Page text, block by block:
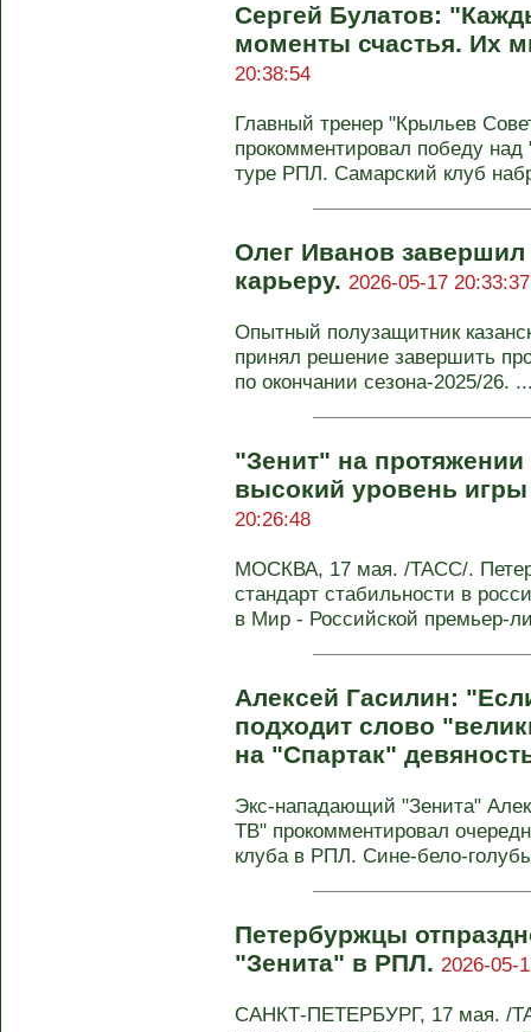
Сергей Булатов:
моменты счастья. Их
20:38:54
Главный тренер "Крыльев
прокомментировал победу
туре РПЛ. Самарский клуб
Олег Иванов
карьеру. 2026-05-17 20:33:37
Опытный полузащитник
принял решение завершить
по окончании сезона-2025/26.
"Зенит" на протяжении
высокий уровень
20:26:48
МОСКВА, 17 мая. /ТАСС/.
стандарт стабильности в
в Мир - Российской премьер-
Алексей Гасилин:
подходит слово
на "Спартак"
Экс-нападающий "Зенита"
ТВ" прокомментировал
клуба в РПЛ. Сине-бело-
Петербуржцы
"Зенита" в РПЛ. 2026-05-
САНКТ-ПЕТЕРБУРГ, 17 мая. /